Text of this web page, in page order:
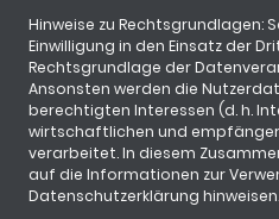
Hinweise zu Rechtsgrundlagen:
Einwilligung in den Einsatz der
Rechtsgrundlage der
Ansonsten werden die
berechtigten Interessen (d. h.
wirtschaftlichen und
verarbeitet. In diesem
auf die Informationen zur
Datenschutzerklärung hinweisen.